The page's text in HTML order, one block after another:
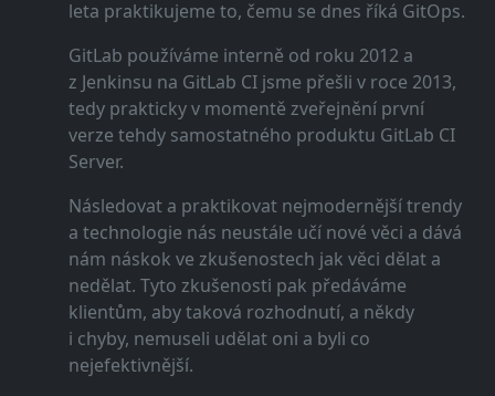
leta praktikujeme to, čemu se dnes říká GitOps.
GitLab používáme interně od roku 2012 a
z Jenkinsu na GitLab CI jsme přešli v roce 2013,
tedy prakticky v momentě zveřejnění první
verze tehdy samostatného produktu GitLab CI
Server.
Následovat a praktikovat nejmodernější trendy
a technologie nás neustále učí nové věci a dává
nám náskok ve zkušenostech jak věci dělat a
nedělat. Tyto zkušenosti pak předáváme
klientům, aby taková rozhodnutí, a někdy
i chyby, nemuseli udělat oni a byli co
nejefektivnější.